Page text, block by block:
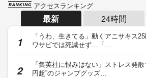
アクセスランキング
最新 24時間
「うわ、生きてる」動くアニサキス
ワサビでは死滅せず…「…
「集英社に恨みはない」ストレス発散
円超”のジャンプグッズ…